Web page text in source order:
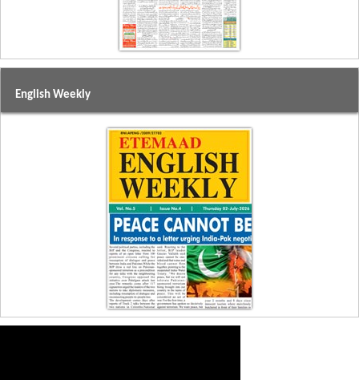
English Weekly